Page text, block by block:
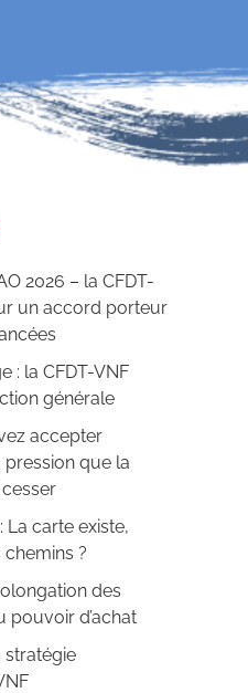
2026 – la CFDT-
un accord porteur
: la CFDT-VNF
générale
accepter
pression que la
cesser
La carte existe,
?
des
pouvoir d’achat
stratégie